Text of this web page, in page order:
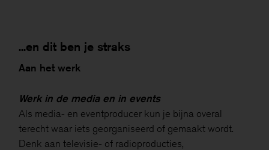
...en dit ben je straks
Aan het werk
Werk in de media en in events
Als media- en eventproducer kun je bijna overal
terecht waar iets georganiseerd of gemaakt wordt.
Denk aan televisie- of radioproducties,